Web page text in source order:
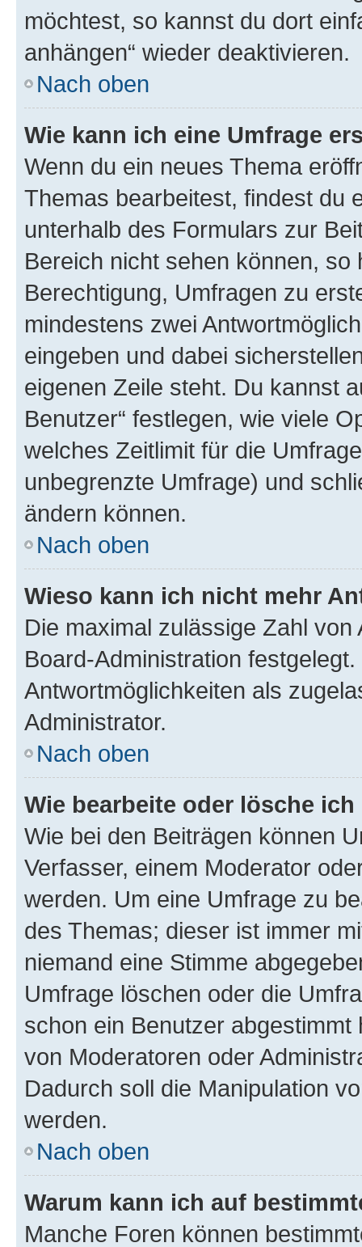
möchtest, so kannst du dort
anhängen“ wieder deaktivieren.
Nach oben
Wie kann ich eine Umfrage
Wenn du ein neues Thema
Themas bearbeitest, findest du
unterhalb des Formulars zur
Bereich nicht sehen können,
Berechtigung, Umfragen zu
mindestens zwei
eingeben und dabei
eigenen Zeile steht. Du kannst
Benutzer“ festlegen, wie viele
welches Zeitlimit für die
unbegrenzte Umfrage) und
ändern können.
Nach oben
Wieso kann ich nicht mehr
Die maximal zulässige Zahl
Board-Administration
Antwortmöglichkeiten als
Administrator.
Nach oben
Wie bearbeite oder lösche
Wie bei den Beiträgen können
Verfasser, einem Moderator
werden. Um eine Umfrage zu
des Themas; dieser ist immer
niemand eine Stimme
Umfrage löschen oder die
schon ein Benutzer
von Moderatoren oder
Dadurch soll die Manipulation
werden.
Nach oben
Warum kann ich auf
Manche Foren können